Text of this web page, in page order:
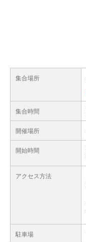
集合場所
集合時間
開催場所
開始時間
アクセス方法
駐車場